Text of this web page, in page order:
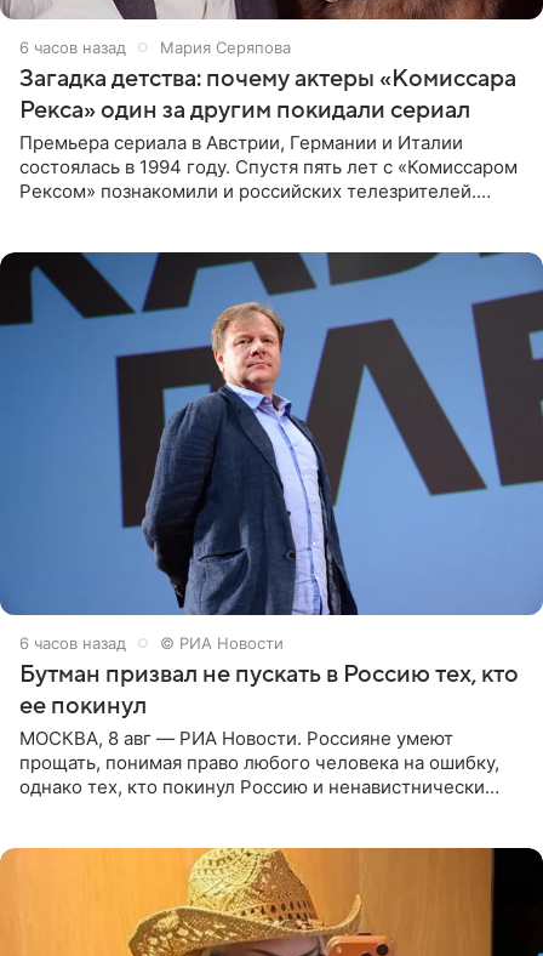
6 часов назад Мария Серяпова
Загадка детства: почему актеры «Комиссара
Рекса» один за другим покидали сериал
Премьера сериала в Австрии, Германии и Италии
состоялась в 1994 году. Спустя пять лет с «Комиссаром
Рексом» познакомили и российских телезрителей.
6 часов назад © РИА Новости
Бутман призвал не пускать в Россию тех, кто
ее покинул
МОСКВА, 8 авг — РИА Новости. Россияне умеют
прощать, понимая право любого человека на ошибку,
однако тех, кто покинул Россию и ненавистнически